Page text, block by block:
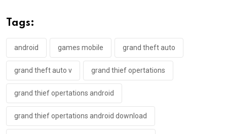
Tags:
android games mobile grand theft auto
grand theft auto v grand thief opertations
grand thief opertations android
grand thief opertations android download